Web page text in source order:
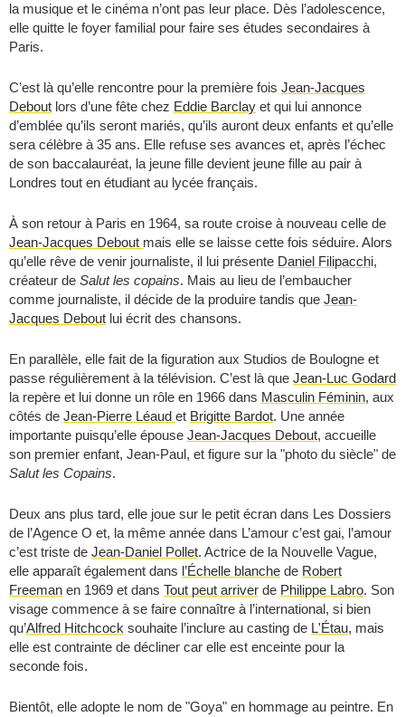
la musique et le cinéma n’ont pas leur place. Dès l’adolescence,
elle quitte le foyer familial pour faire ses études secondaires à
Paris.
C’est là qu’elle rencontre pour la première fois Jean-Jacques
Debout lors d’une fête chez Eddie Barclay et qui lui annonce
d’emblée qu’ils seront mariés, qu’ils auront deux enfants et qu’elle
sera célèbre à 35 ans. Elle refuse ses avances et, après l’échec
de son baccalauréat, la jeune fille devient jeune fille au pair à
Londres tout en étudiant au lycée français.
À son retour à Paris en 1964, sa route croise à nouveau celle de
Jean-Jacques Debout mais elle se laisse cette fois séduire. Alors
qu’elle rêve de venir journaliste, il lui présente Daniel Filipacchi,
créateur de Salut les copains. Mais au lieu de l’embaucher
comme journaliste, il décide de la produire tandis que Jean-
Jacques Debout lui écrit des chansons.
En parallèle, elle fait de la figuration aux Studios de Boulogne et
passe régulièrement à la télévision. C’est là que Jean-Luc Godard
la repère et lui donne un rôle en 1966 dans Masculin Féminin, aux
côtés de Jean-Pierre Léaud et Brigitte Bardot. Une année
importante puisqu’elle épouse Jean-Jacques Debout, accueille
son premier enfant, Jean-Paul, et figure sur la "photo du siècle" de
Salut les Copains.
Deux ans plus tard, elle joue sur le petit écran dans Les Dossiers
de l’Agence O et, la même année dans L’amour c’est gai, l’amour
c’est triste de Jean-Daniel Pollet. Actrice de la Nouvelle Vague,
elle apparaît également dans l’Échelle blanche de Robert
Freeman en 1969 et dans Tout peut arriver de Philippe Labro. Son
visage commence à se faire connaître à l’international, si bien
qu’Alfred Hitchcock souhaite l’inclure au casting de L'Étau, mais
elle est contrainte de décliner car elle est enceinte pour la
seconde fois.
Bientôt, elle adopte le nom de "Goya" en hommage au peintre. En